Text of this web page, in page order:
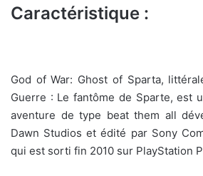
Caractéristique :
God of War: Ghost of Sparta,
Guerre : Le fantôme de Sparte, est
aventure de type beat them all
Dawn Studios et édité par Sony
qui est sorti fin 2010 sur PlayStation